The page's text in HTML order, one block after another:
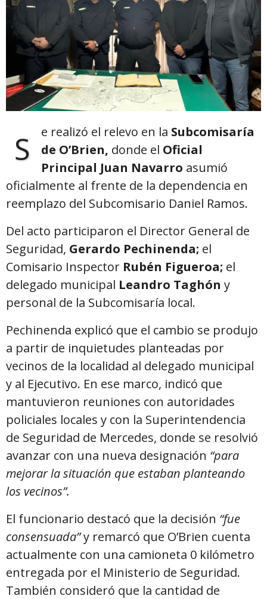
S e realizó el relevo en la Subcomisaría
de O’Brien, donde el Oficial
Principal Juan Navarro asumió
oficialmente al frente de la dependencia en
reemplazo del Subcomisario Daniel Ramos.
Del acto participaron el Director General de
Seguridad, Gerardo Pechinenda; el
Comisario Inspector Rubén Figueroa; el
delegado municipal Leandro Taghón y
personal de la Subcomisaría local.
Pechinenda explicó que el cambio se produjo
a partir de inquietudes planteadas por
vecinos de la localidad al delegado municipal
y al Ejecutivo. En ese marco, indicó que
mantuvieron reuniones con autoridades
policiales locales y con la Superintendencia
de Seguridad de Mercedes, donde se resolvió
avanzar con una nueva designación “para
mejorar la situación que estaban planteando
los vecinos”.
El funcionario destacó que la decisión “fue
consensuada”y remarcó que O’Brien cuenta
actualmente con una camioneta 0 kilómetro
entregada por el Ministerio de Seguridad.
También consideró que la cantidad de